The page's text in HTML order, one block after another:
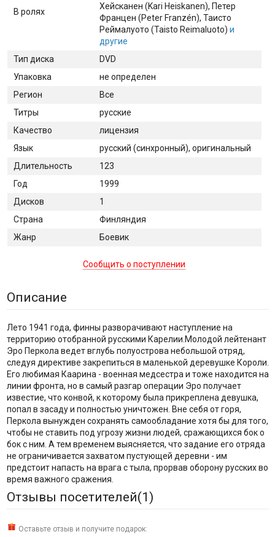
В ролях
Хейсканен (Kari Heiskanen), Петер
Францен (Peter Franzén), Таисто
Реймалуото (Taisto Reimaluoto) и
другие
Тип диска
DVD
Упаковка
не определен
Регион
Все
Титры
русские
Качество
лицензия
Язык
русский (синхронный), оригинальный
Длительность
123
Год
1999
Дисков
1
Страна
Финляндия
Жанр
Боевик
Сообщить о поступлении
Описание
Лето 1941 года, финны разворачивают наступление на
территорию отобранной русскими Карелии.Молодой лейтенант
Эро Перкола ведет вглубь полуострова небольшой отряд,
следуя директиве закрепиться в маленькой деревушке Короли.
Его любимая Каарина - военная медсестра и тоже находится на
линии фронта, но в самый разгар операции Эро получает
известие, что конвой, к которому была прикреплена девушка,
попал в засаду и полностью уничтожен. Вне себя от горя,
Перкола вынужден сохранять самообладание хотя бы для того,
чтобы не ставить под угрозу жизни людей, сражающихся бок о
бок с ним. А тем временем выясняется, что задание его отряда
не ограничивается захватом пустующей деревни - им
предстоит напасть на врага с тыла, прорвав оборону русских во
время важного сражения.
Отзывы посетителей(1)
Оставьте отзыв и получите подарок: